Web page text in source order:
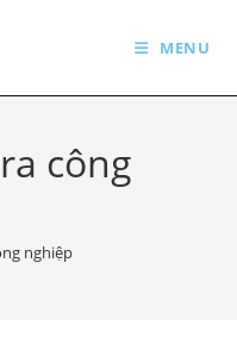
MENU
công
nghiệp